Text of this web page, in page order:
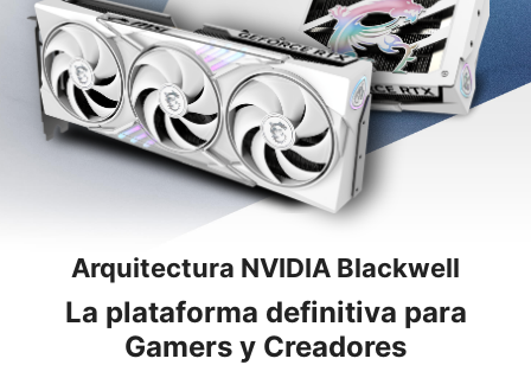
Arquitectura NVIDIA Blackwell
La plataforma definitiva para
Gamers y Creadores